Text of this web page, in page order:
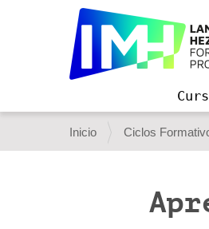
v
U
s
Inicio Ciclos